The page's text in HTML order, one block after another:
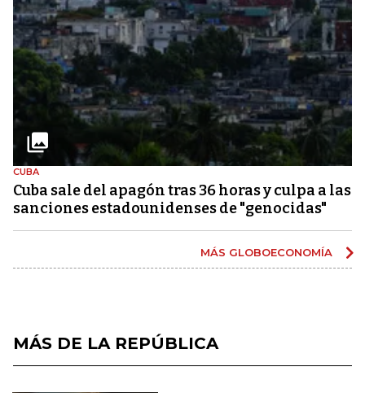
CUBA
Cuba sale del apagón tras 36 horas y culpa a las
sanciones estadounidenses de "genocidas"
MÁS GLOBOECONOMÍA
MÁS DE LA REPÚBLICA